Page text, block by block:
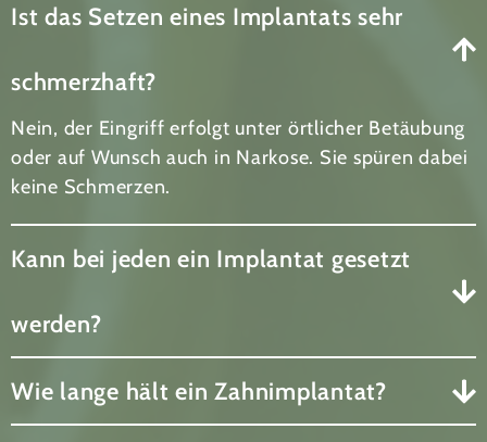
Ist das Setzen eines Implantats sehr
schmerzhaft?
Nein, der Eingriff erfolgt unter örtlicher Betäubung
oder auf Wunsch auch in Narkose. Sie spüren dabei
keine Schmerzen.
Kann bei jeden ein Implantat gesetzt
werden?
Wie lange hält ein Zahnimplantat?